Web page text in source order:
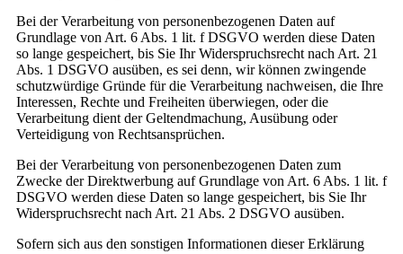
Bei der Verarbeitung von personenbezogenen Daten auf
Grundlage von Art. 6 Abs. 1 lit. f DSGVO werden diese Daten
so lange gespeichert, bis Sie Ihr Widerspruchsrecht nach Art. 21
Abs. 1 DSGVO ausüben, es sei denn, wir können zwingende
schutzwürdige Gründe für die Verarbeitung nachweisen, die Ihre
Interessen, Rechte und Freiheiten überwiegen, oder die
Verarbeitung dient der Geltendmachung, Ausübung oder
Verteidigung von Rechtsansprüchen.
Bei der Verarbeitung von personenbezogenen Daten zum
Zwecke der Direktwerbung auf Grundlage von Art. 6 Abs. 1 lit. f
DSGVO werden diese Daten so lange gespeichert, bis Sie Ihr
Widerspruchsrecht nach Art. 21 Abs. 2 DSGVO ausüben.
Sofern sich aus den sonstigen Informationen dieser Erklärung